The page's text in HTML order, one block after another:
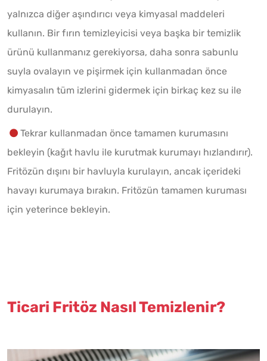
yalnızca diğer aşındırıcı veya kimyasal maddeleri
kullanın. Bir fırın temizleyicisi veya başka bir temizlik
ürünü kullanmanız gerekiyorsa, daha sonra sabunlu
suyla ovalayın ve pişirmek için kullanmadan önce
kimyasalın tüm izlerini gidermek için birkaç kez su ile
durulayın.
Tekrar kullanmadan önce tamamen kurumasını
bekleyin (kağıt havlu ile kurutmak kurumayı hızlandırır).
Fritözün dışını bir havluyla kurulayın, ancak içerideki
havayı kurumaya bırakın. Fritözün tamamen kuruması
için yeterince bekleyin.
Ticari Fritöz Nasıl Temizlenir?